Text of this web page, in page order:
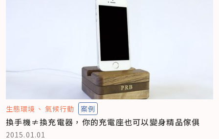
生態環境 氣候行動 案例
換手機≠換充電器，你的充電座也可以變身精品傢俱
2015.01.01